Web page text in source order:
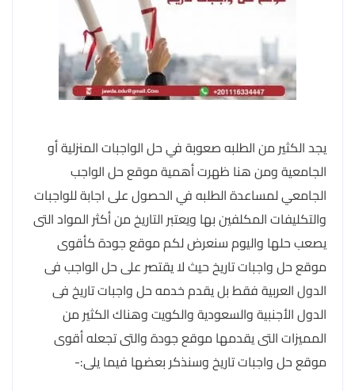
يجد الكثير من الطلبه صعوبة في حل الواجبات المنزلية أو
الجامعية ومن هنا ظهرت أهمية موقع حل الواجب
الجامعي لمساعدة الطلبه في الحصول على اجابة للواجبات
والتكليفات المكلفين بها ويعتبر التاريخ من أكثر المواد التى
يصعب حلها واليوم سنعرض لكم موقع جودة كأقوى
موقع حل واجبات تاريخ حيث لا يقتصر على حل الواجب فى
الدول العربية فقط بل يقدم خدمه حل واجبات تاريخ فى
الدول الأجنبية والسعودية والكويت وهناك الكثير من
المميزات التى يقدمها موقع جودة والتى تجعله أقوى
موقع حل واجبات تاريخ وسنذكر بعضها فيما يلى:-